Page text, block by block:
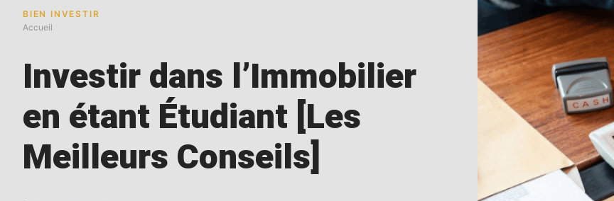
BIEN INVESTIR
Accueil
Investir dans l’Immobilier
en étant Étudiant [Les
Meilleurs Conseils]